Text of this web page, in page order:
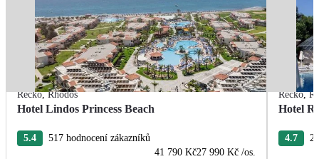
Řecko,Rhodos
Hotel Lindos Princess Beach
5.4
517 hodnocení zákazníků
41 790 Kč27 990 Kč /os.
Řecko,
Hotel
4.7